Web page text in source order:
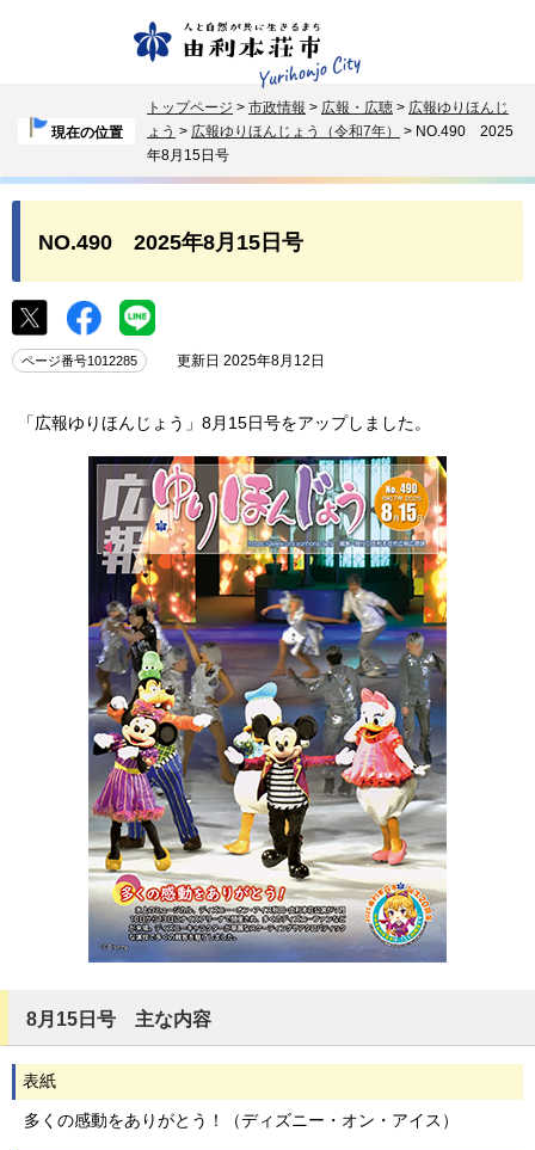
現在の位置
トップページ > 市政情報 > 広報・広聴 > 広報ゆりほんじ
ょう > 広報ゆりほんじょう（令和7年）
> NO.490 2025
年8月15日号
NO.490 2025年8月15日号
ページ番号1012285 更新日 2025年8月12日
「広報ゆりほんじょう」8月15日号をアップしました。
8月15日号 主な内容
表紙
多くの感動をありがとう！（ディズニー・オン・アイス）